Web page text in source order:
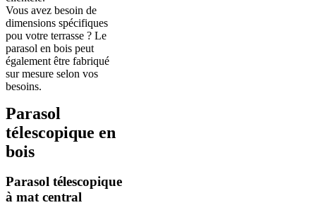
Vous avez besoin de
dimensions spécifiques
pou votre terrasse ? Le
parasol en bois peut
également être fabriqué
sur mesure selon vos
besoins.
Parasol
télescopique en
bois
Parasol télescopique
à mat central